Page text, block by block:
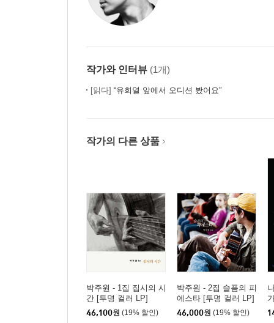
작가와 인터뷰 (1개)
[읽다] “유희열 앞에서 오디션 봤어요”
작가의 다른 상품
박주원 - 1집 집시의 시
간 [투명 컬러 LP]
46,100원 (19% 할인)
박주원 - 2집 슬픔의 피
에스타 [투명 컬러 LP]
46,000원 (19% 할인)